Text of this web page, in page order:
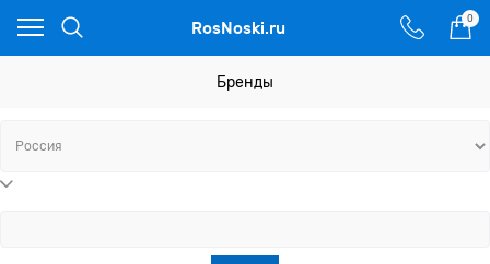
RosNoski.ru 0
Бренды